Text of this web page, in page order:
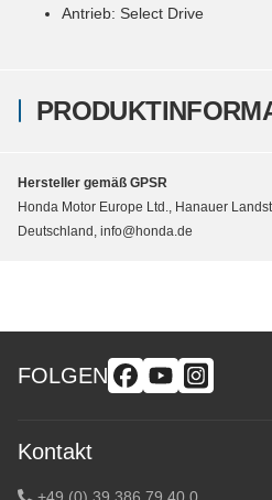
Antrieb: Select Drive
Hersteller gemäß GPSR
Honda Motor Europe Ltd., Hanauer
Deutschland, info@honda.de
FOLGEN
Kontakt